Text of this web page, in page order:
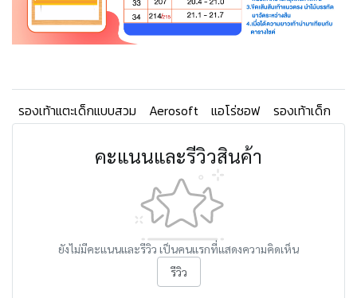
รองเท้าแตะเด็กแบบสวม Aerosoft แอโร่ซอฟ รองเท้าเด็ก
คะแนนและรีวิวสินค้า
ยังไม่มีคะแนนและรีวิว เป็นคนแรกที่แสดงความคิดเห็น
รีวิว